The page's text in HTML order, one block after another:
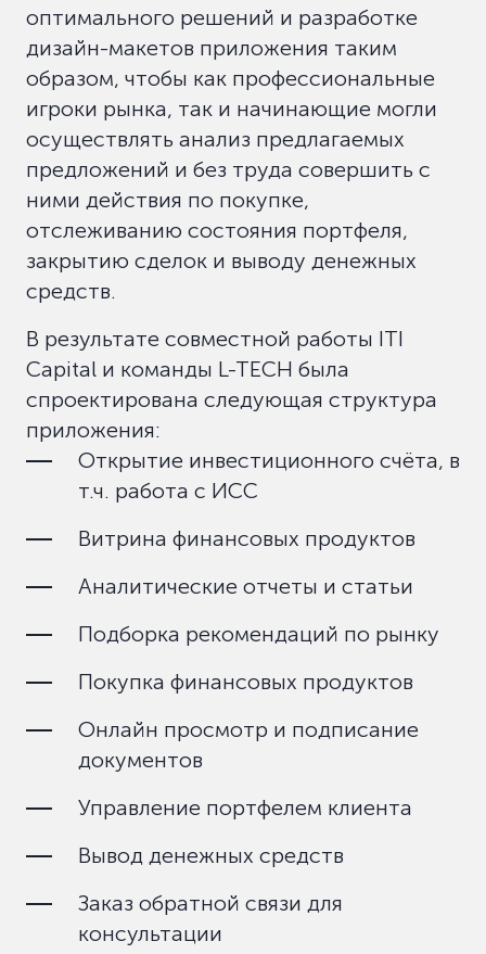
оптимального решений и разработке
дизайн-макетов приложения таким
образом, чтобы как профессиональные
игроки рынка, так и начинающие могли
осуществлять анализ предлагаемых
предложений и без труда совершить с
ними действия по покупке,
отслеживанию состояния портфеля,
закрытию сделок и выводу денежных
средств.
В результате совместной работы ITI
Capital и команды L-TECH была
спроектирована следующая структура
приложения:
Открытие инвестиционного счёта, в
т.ч. работа с ИСС
Витрина финансовых продуктов
Аналитические отчеты и статьи
Подборка рекомендаций по рынку
Покупка финансовых продуктов
Онлайн просмотр и подписание
документов
Управление портфелем клиента
Вывод денежных средств
Заказ обратной связи для
консультации